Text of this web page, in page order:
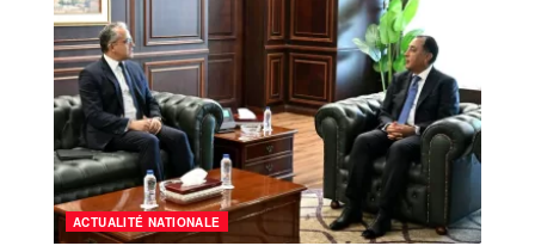
ACTUALITÉ NATIONALE